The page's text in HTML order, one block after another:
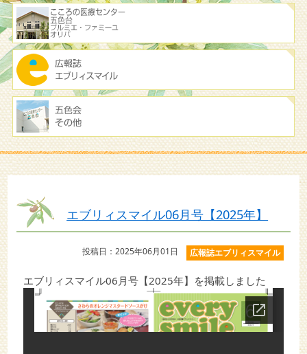
エブリィスマイル06月号【2025年】
広報誌エブリィスマイル
投稿日：2025年06月01日
エブリィスマイル06月号【2025年】を掲載しました